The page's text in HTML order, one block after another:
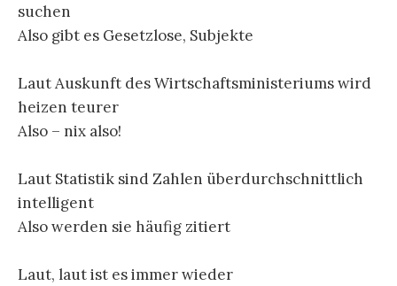
suchen
Also gibt es Gesetzlose, Subjekte
Laut Auskunft des Wirtschaftsministeriums wird
heizen teurer
Also – nix also!
Laut Statistik sind Zahlen überdurchschnittlich
intelligent
Also werden sie häufig zitiert
Laut, laut ist es immer wieder